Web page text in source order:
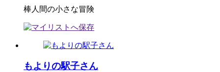
棒人間の小さな冒険
もよりの駅子さん